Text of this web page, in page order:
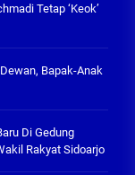
Tetap ‘Keok’
Bapak-Anak
Di Gedung
Rakyat Sidoarjo